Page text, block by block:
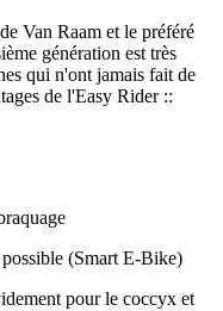
Van Raam et le préféré
génération est très
qui n'ont jamais fait de
de l'Easy Rider ::
(Smart E-Bike)
pour le coccyx et